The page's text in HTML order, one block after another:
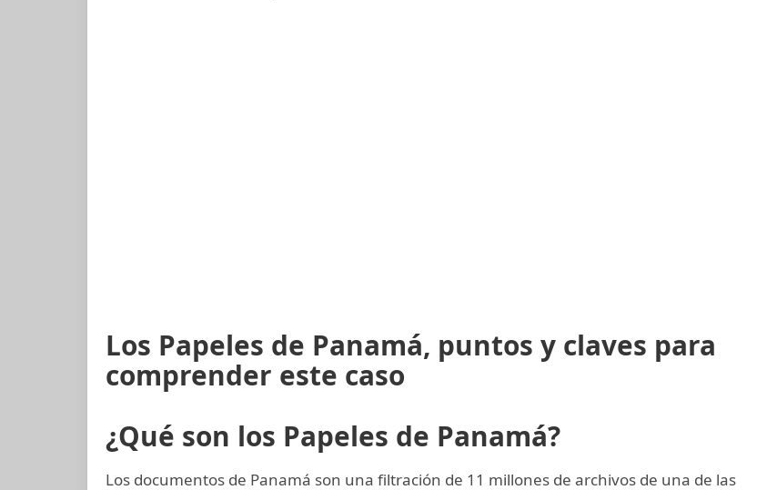
Los Papeles de Panamá, puntos y claves para
comprender este caso
¿Qué son los Papeles de Panamá?
Los documentos de Panamá son una filtración de 11 millones de archivos de una de las